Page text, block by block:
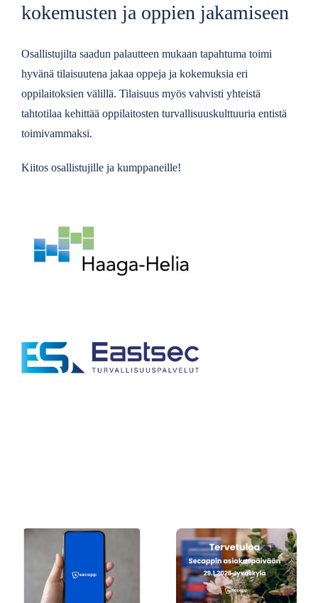
kokemusten ja oppien jakamiseen
Osallistujilta saadun palautteen mukaan tapahtuma toimi
hyvänä tilaisuutena jakaa oppeja ja kokemuksia eri
oppilaitoksien välillä. Tilaisuus myös vahvisti yhteistä
tahtotilaa kehittää oppilaitosten turvallisuuskulttuuria entistä
toimivammaksi.
Kiitos osallistujille ja kumppaneille!